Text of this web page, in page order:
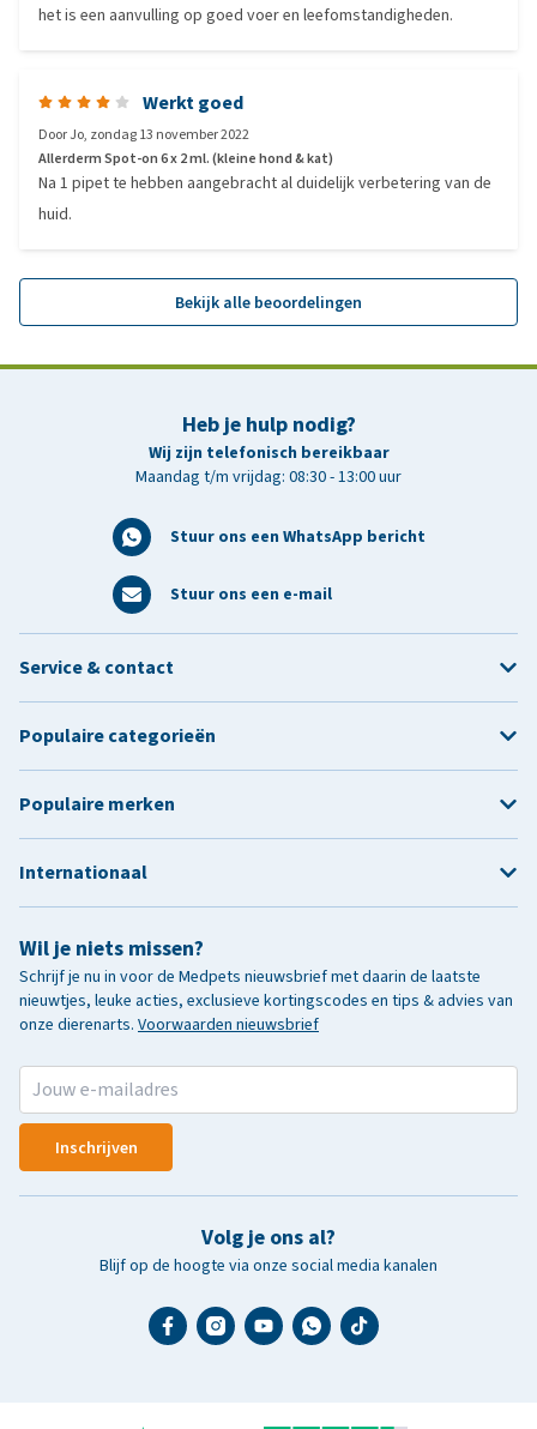
het is een aanvulling op goed voer en leefomstandigheden.
Werkt goed
DoorJo, zondag 13 november 2022
Allerderm Spot-on 6 x 2 ml. (kleine hond & kat)
Na 1 pipet te hebben aangebracht al duidelijk verbetering van de
huid.
Bekijk alle beoordelingen
Heb je hulp nodig?
Wij zijn telefonisch bereikbaar
Maandag t/m vrijdag: 08:30 - 13:00 uur
Stuur ons een WhatsApp bericht
Stuur ons een e-mail
Wil je niets missen?
Schrijf je nu in voor de Medpets nieuwsbrief met daarin de laatste
nieuwtjes, leuke acties, exclusieve kortingscodes en tips & advies van
onze dierenarts. Voorwaarden nieuwsbrief
Inschrijven
Volg je ons al?
Blijf op de hoogte via onze social media kanalen
Service & contact
Populaire categorieën
Populaire merken
Internationaal